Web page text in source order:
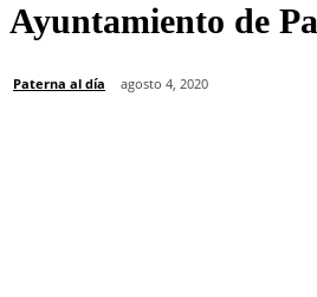
Ayuntamiento de
Paterna al día agosto 4, 2020